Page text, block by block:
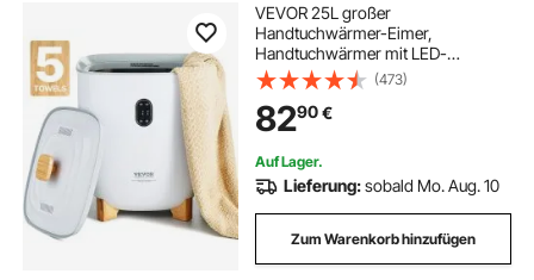
VEVOR 25L großer
Handtuchwärmer-Eimer,
Handtuchwärmer mit LED-
Bildschirm und Heizsäulen unten,
intelligenter Handtuchwärmer mit
einstellbarem Timer für
Badezimmer, Bademantel, Decke
und Pyjama, automatische
Abschaltung, weiß
(473)
8290€
Auf Lager.
Lieferung:sobald Mo. Aug. 10
Zum Warenkorb hinzufügen